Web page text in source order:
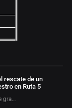
rescate de un
en Ruta 5
gra…